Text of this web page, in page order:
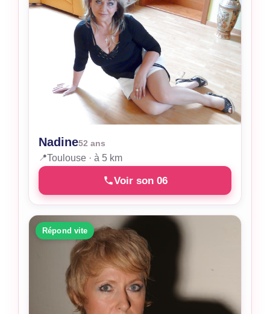
Nadine52 ans
📍Toulouse · à 5 km
Voir son 06
Répond vite